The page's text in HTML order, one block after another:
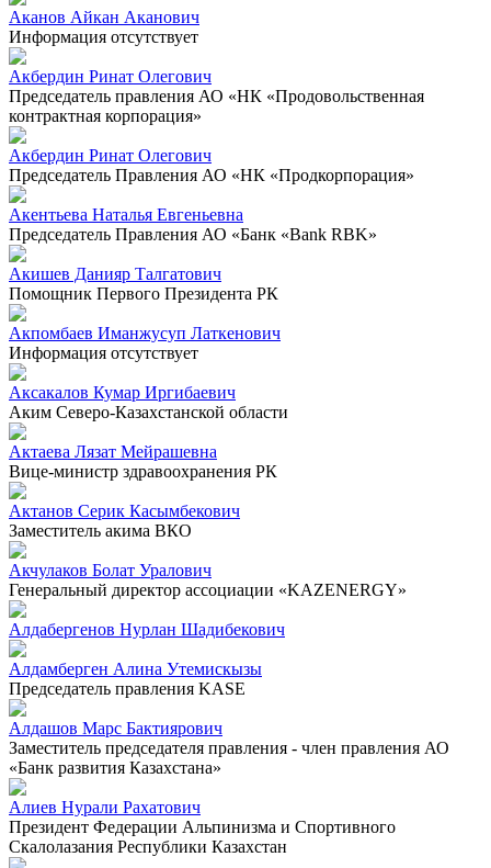
Аканов Айкан Аканович
Информация отсутствует
Акбердин Ринат Олегович
Председатель правления АО «НК «Продовольственная
контрактная корпорация»
Акбердин Ринат Олегович
Председатель Правления АО «НК «Продкорпорация»
Акентьева Наталья Евгеньевна
Председатель Правления АО «Банк «Bank RBK»
Акишев Данияр Талгатович
Помощник Первого Президента РК
Акпомбаев Иманжусуп Латкенович
Информация отсутствует
Аксакалов Кумар Иргибаевич
Аким Северо-Казахстанской области
Актаева Лязат Мейрашевна
Вице-министр здравоохранения РК
Актанов Серик Касымбекович
Заместитель акима ВКО
Акчулаков Болат Уралович
Генеральный директор ассоциации «KAZENERGY»
Алдабергенов Нурлан Шадибекович
Алдамберген Алина Утемискызы
Председатель правления KASE
Алдашов Марс Бактиярович
Заместитель председателя правления - член правления АО
«Банк развития Казахстана»
Алиев Нурали Рахатович
Президент Федерации Альпинизма и Спортивного
Скалолазания Республики Казахстан